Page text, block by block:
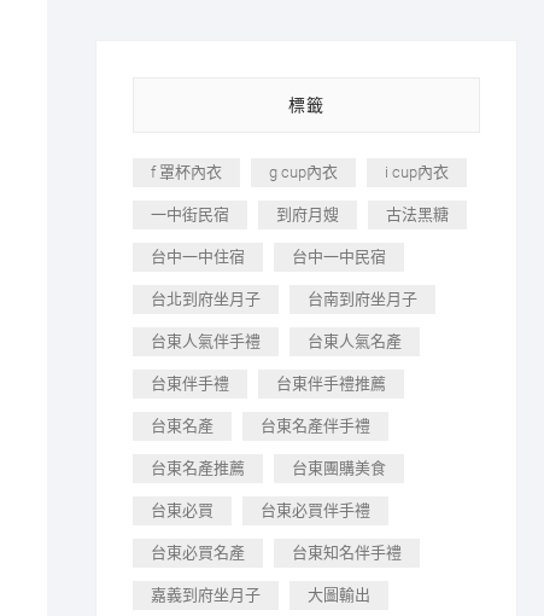
標籤
f 罩杯內衣 g cup內衣 i cup內衣
一中街民宿 到府月嫂 古法黑糖
台中一中住宿 台中一中民宿
台北到府坐月子 台南到府坐月子
台東人氣伴手禮 台東人氣名產
台東伴手禮 台東伴手禮推薦
台東名產 台東名產伴手禮
台東名產推薦 台東團購美食
台東必買 台東必買伴手禮
台東必買名產 台東知名伴手禮
嘉義到府坐月子 大圖輸出